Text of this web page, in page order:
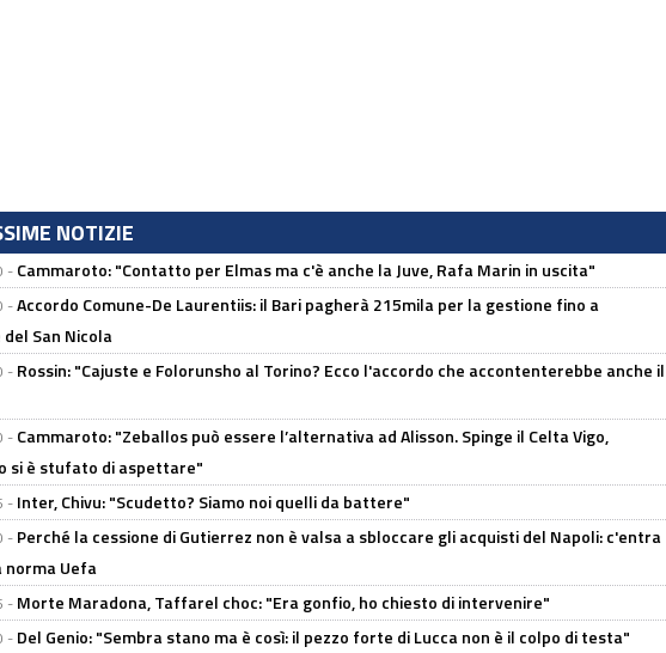
NOTIZIE
- Cammaroto: "Contatto per Elmas ma c'è anche la Juve, Rafa Marin in uscita"
-Accordo Comune-De Laurentiis: il Bari pagherà 215mila per la gestione fino a
San Nicola
- Rossin: "Cajuste e Folorunsho al Torino? Ecco l'accordo che accontenterebbe anche il
- Cammaroto: "Zeballos può essere l’alternativa ad Alisson. Spinge il Celta Vigo,
si è stufato di aspettare"
- Inter, Chivu: "Scudetto? Siamo noi quelli da battere"
- Perché la cessione di Gutierrez non è valsa a sbloccare gli acquisti del Napoli: c'entra
norma Uefa
- Morte Maradona, Taffarel choc: "Era gonfio, ho chiesto di intervenire"
- Del Genio: "Sembra stano ma è così: il pezzo forte di Lucca non è il colpo di testa"